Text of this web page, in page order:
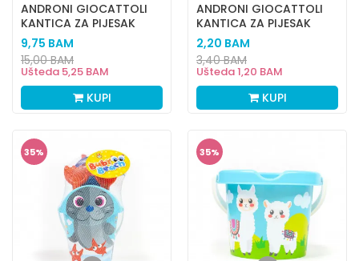
ANDRONI GIOCATTOLI
KANTICA ZA PIJESAK
BABY PANDA
9,75 BAM
Ušteda 5,25 BAM
15,00BAM
KUPI
ANDRONI GIOCATTOLI
KANTICA ZA PIJESAK
FLAMINGOS
2,20 BAM
Ušteda1,20 BAM
3,40BAM
KUPI
35% 35%